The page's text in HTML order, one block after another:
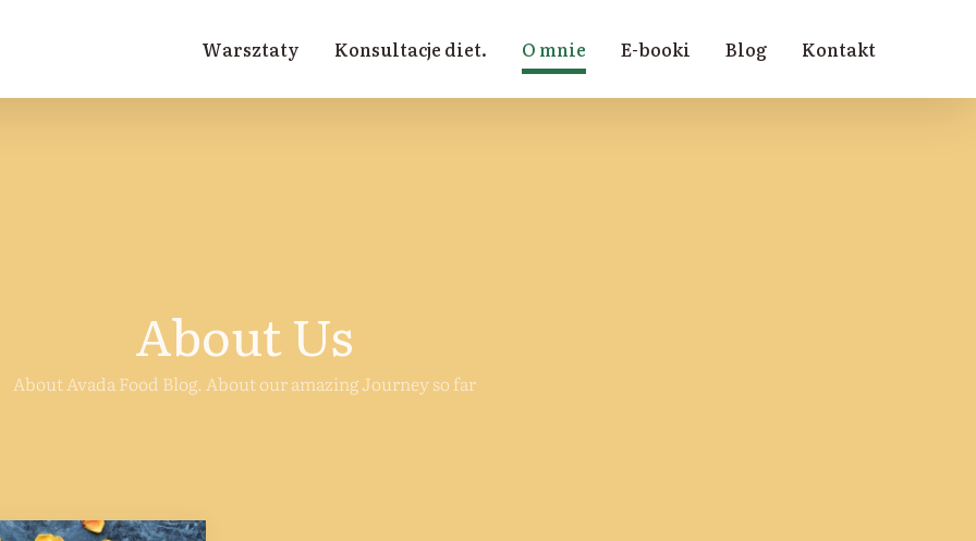
Warsztaty Konsultacje diet. O mnie E-booki Blog Kontakt
About Us
About Avada Food Blog. About our amazing Journey so far